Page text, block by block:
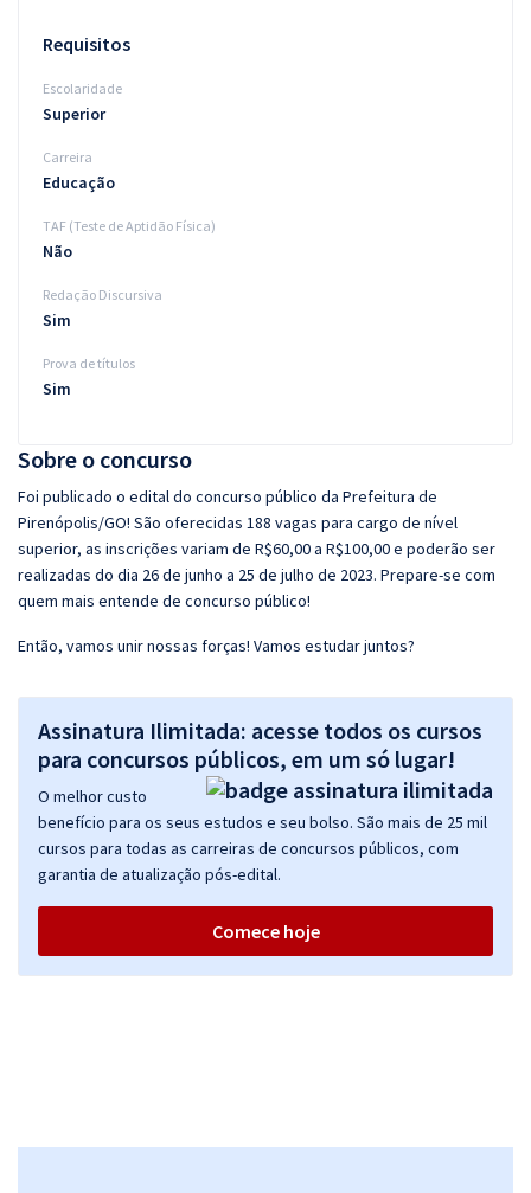
Sobre o concurso
Foi publicado o edital do concurso público da Prefeitura de
Pirenópolis/GO! São oferecidas 188 vagas para cargo de nível
superior, as inscrições variam de R$60,00 a R$100,00 e poderão ser
realizadas do dia 26 de junho a 25 de julho de 2023. Prepare-se com
quem mais entende de concurso público!
Então, vamos unir nossas forças! Vamos estudar juntos?
Assinatura Ilimitada: acesse todos os cursos
para concursos públicos, em um só lugar!
O melhor custo
benefício para os seus estudos e seu bolso. São mais de 25 mil
cursos para todas as carreiras de concursos públicos, com
garantia de atualização pós-edital.
Comece hoje
Requisitos
Escolaridade
Superior
Carreira
Educação
TAF (Teste de Aptidão Física)
Não
Redação Discursiva
Sim
Prova de títulos
Sim